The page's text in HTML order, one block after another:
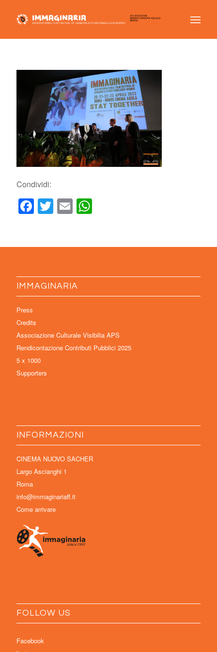
Condividi:
Facebook
Twitter
EmailWhatsApp
IMMAGINARIA
Press
Credits
Associazione Culturale Visibilia APS
Rendicontazione Contributi Pubblici 2025
5 x 1000
Supporters
INFORMAZIONI
CINEMA NUOVO SACHER
Largo Ascianghi 1
Roma
info@immaginariaff.it
Come arrivare
FOLLOW US
Facebook